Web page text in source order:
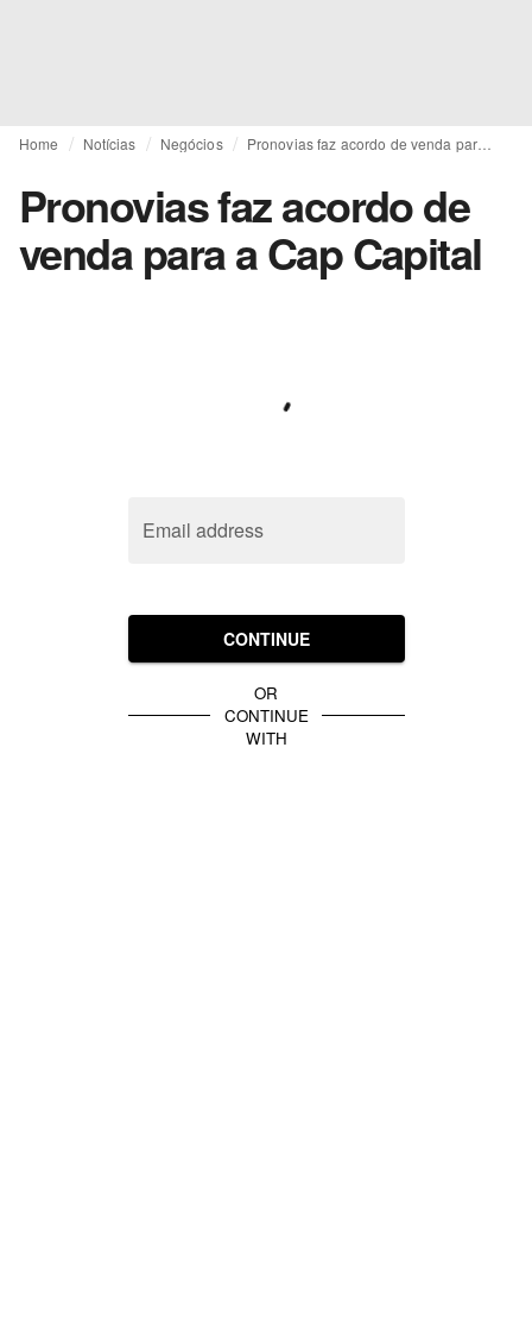
Home Notícias Negócios
Pronovias faz acordo de
venda para a Cap Capital
Email address
CONTINUE
OR
CONTINUE
WITH